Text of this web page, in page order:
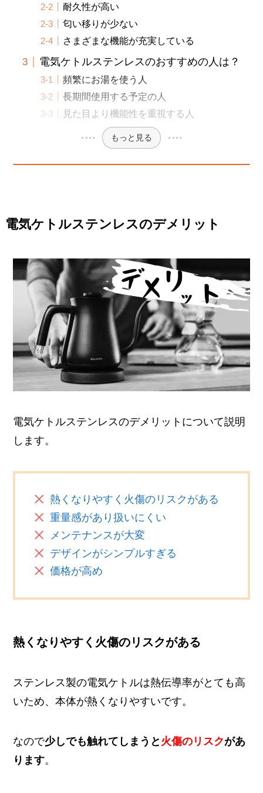
耐久性が高い
匂い移りが少ない
さまざまな機能が充実している
電気ケトルステンレスのおすすめの人は？
頻繁にお湯を使う人
長期間使用する予定の人
見た目より機能性を重視する人
もっと見る
電気ケトルステンレスのデメリット
電気ケトルステンレスのデメリットについて説明
します。
熱くなりやすく火傷のリスクがある
重量感があり扱いにくい
メンテナンスが大変
デザインがシンプルすぎる
価格が高め
熱くなりやすく火傷のリスクがある
ステンレス製の電気ケトルは熱伝導率がとても高
いため、本体が熱くなりやすいです。
なので少しでも触れてしまうと 火傷のリスクがあ
ります。